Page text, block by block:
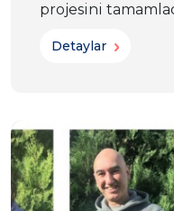
projesini
Detaylar